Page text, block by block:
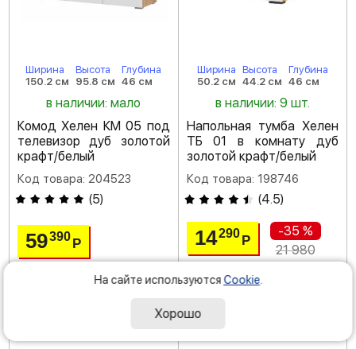
Ширина
150.2 см
Высота
95.8 см
Глубина
46 см
в наличии: мало
Комод Хелен КМ 05 под
телевизор дуб золотой
крафт/белый
Код товара: 204523
(5)
59390Р
доставка: завтра
Ширина
50.2 см
Высота
44.2 см
Глубина
46 см
в наличии: 9 шт.
Напольная тумба Хелен
ТБ 01 в комнату дуб
золотой крафт/белый
Код товара: 198746
(4.5)
14290 Р
-35 %
21 980
На сайте используются Cookie
Хорошо